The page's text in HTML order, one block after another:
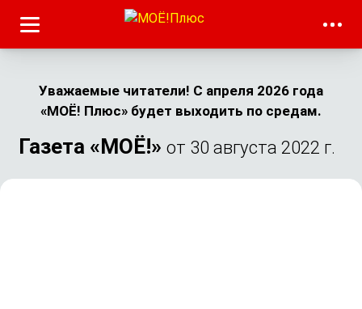
Уважаемые читатели! С апреля 2026 года
«МОЁ! Плюс» будет выходить по средам.
Газета «МОЁ!»от 30 августа 2022 г.